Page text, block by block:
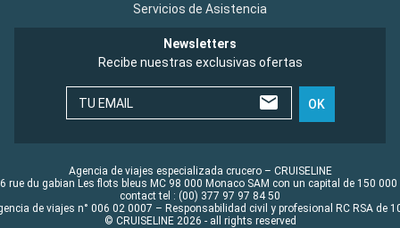
Servicios de Asistencia
Newsletters
Recibe nuestras exclusivas ofertas
TU EMAIL OK
Agencia de viajes especializada crucero – CRUISELINE
rue du gabian Les flots bleus MC 98 000 Monaco SAM con un capital de 150 000
contact tel : (00) 377 97 97 84 50
de viajes n° 006 02 0007 – Responsabilidad civil y profesional RC RSA de
© CRUISELINE 2026 - all rights reserved